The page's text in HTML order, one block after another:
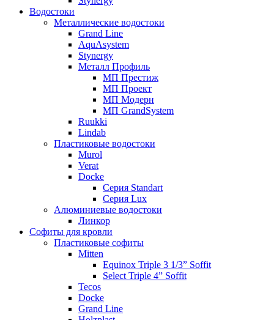
Водостоки
Металлические водостоки
Grand Line
AquAsystem
Stynergy
Металл Профиль
МП Престиж
МП Проект
МП Модерн
МП GrandSystem
Ruukki
Lindab
Пластиковые водостоки
Murol
Verat
Docke
Серия Standart
Серия Lux
Алюминиевые водостоки
Линкор
Софиты для кровли
Пластиковые софиты
Mitten
Equinox Triple 3 1/3” Soffit
Select Triple 4” Soffit
Tecos
Docke
Grand Line